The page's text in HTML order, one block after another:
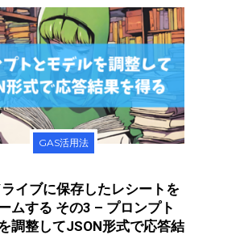
GAS活用法
イブに保存したレシートを
ムする その3 – プロンプト
調整してJSON形式で応答結